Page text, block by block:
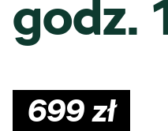
godz.
699zł